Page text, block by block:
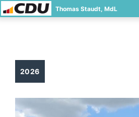
Thomas Staudt, MdL
2026